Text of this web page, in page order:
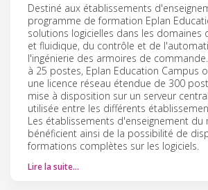
Destiné aux établissements
programme de formation Eplan
solutions logicielles dans les domaines
et fluidique, du contrôle et de
l'ingénierie des armoires de
à 25 postes, Eplan Education Campus
une licence réseau étendue de 300
mise à disposition sur un serveur
utilisée entre les différents
Les établissements d'enseignement
bénéficient ainsi de la possibilité de
formations complètes sur les logiciels.
Lire la suite…